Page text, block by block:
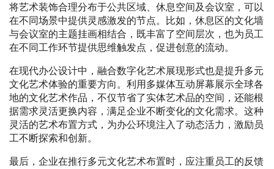
将艺术装饰合理分布于公共区域、休息空间及会议室，可以
在不同场景中提供灵感激发的节点。比如，休息区的文化墙
与会议室的主题挂画相结合，既丰富了空间层次，也为员工
在不同工作环节提供思维触发点，促进创意的流动。
在现代办公设计中，融合数字化艺术展现形式也是提升多元
文化艺术体验的重要方向。利用多媒体互动屏幕展示全球各
地的文化艺术作品，不仅节省了实体艺术品的空间，还能根
据需求灵活更换内容，满足企业不断变化的文化需求。这种
灵活的艺术布置方式，为办公环境注入了动态活力，激励员
工不断探索和创新。
最后，企业在推行多元文化艺术布置时，应注重员工的反馈